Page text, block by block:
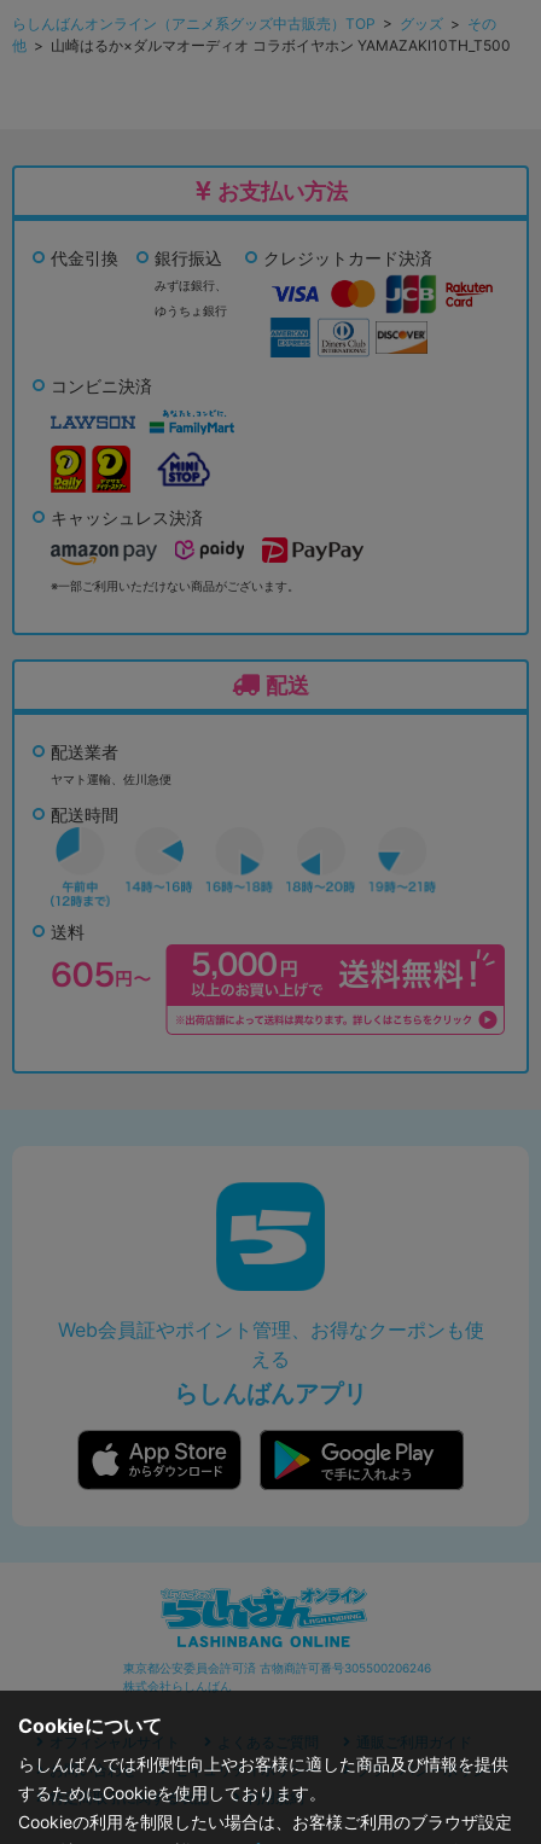
らしんばんオンライン（アニメ系グッズ中古販売）TOP > グッズ > その
他 > 山崎はるか×ダルマオーディオ コラボイヤホン YAMAZAKI10TH_T500
お支払い方法
代金引換 銀行振込
みずほ銀行、
ゆうちょ銀行
クレジットカード決済
コンビニ決済
キャッシュレス決済
※一部ご利用いただけない商品がございます。
配送
配送業者
ヤマト運輸、佐川急便
配送時間
送料
Web会員証やポイント管理、お得なクーポンも使
える
らしんばんアプリ
東京都公安委員会許可済 古物商許可番号305500206246
株式会社らしんばん
オフィシャルサイト よくあるご質問
通販ご利用ガイド
お問い合わせ
セキュリティポリシー
プライバシーポリシー
特定商取引に関する表記
利用規約
Cookieについて
らしんばんでは利便性向上やお客様に適した商品及び情報を提供
するためにCookieを使用しております。
Cookieの利用を制限したい場合は、お客様ご利用のブラウザ設定